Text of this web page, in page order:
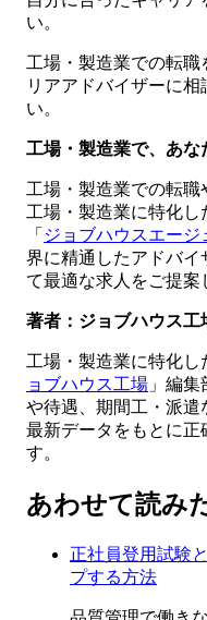
い。
工場・製造業での転
リアアドバイザーに
い。
工場・製造業で、あな
工場・製造業での転職
工場・製造業に特化
「 ジョブハウスエージ
界に精通したアドバ
て最適な求人をご提案
著者：ジョブハウス工
工場・製造業に特化し
ョブハウス工場 」編
や待遇、期間工・派遣
最新データをもとに正
す。
あわせて読み
正社員登用試験
プする方法